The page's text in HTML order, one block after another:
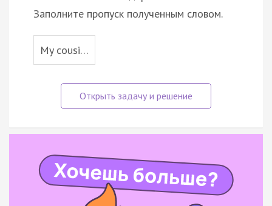
Заполните пропуск полученным словом.
My cousi…